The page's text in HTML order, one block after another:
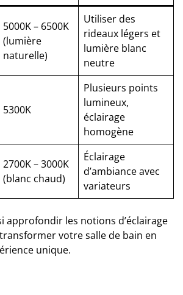
5000K – 6500K
(lumière
naturelle)
Utiliser des
rideaux légers et
lumière blanc
neutre
5300K
Plusieurs points
lumineux,
éclairage
homogène
2700K – 3000K
(blanc chaud)
Éclairage
d’ambiance avec
variateurs
approfondir les notions d’éclairage
votre salle de bain en
unique.